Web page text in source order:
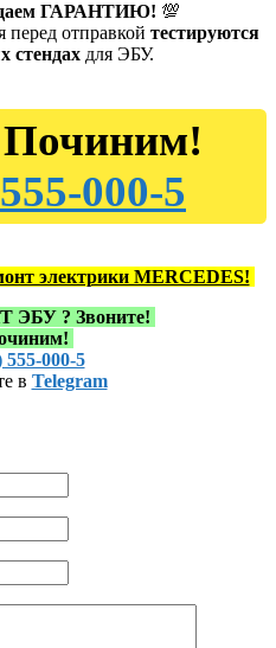
ГАРАНТИЮ! 💯
перед отправкой тестируются
стендах для ЭБУ.
Починим!
000-5
электрики MERCEDES!
ЭБУ ? Звоните!
555-000-5
в Telegram